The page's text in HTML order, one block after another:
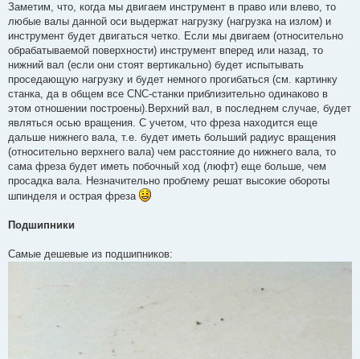
Заметим, что, когда мы двигаем инструмент в право или влево, то
любые валы данной оси выдержат нагрузку (нагрузка на излом) и
инструмент будет двигаться четко. Если мы двигаем (относительно
обрабатываемой поверхности) инструмент вперед или назад, то
нижний вал (если они стоят вертикально) будет испытывать
проседающую нагрузку и будет немного прогибаться (см. картинку
станка, да в общем все CNC-станки приблизительно одинаково в
этом отношении построены).Верхний вал, в последнем случае, будет
являться осью вращения. С учетом, что фреза находится еще
дальше нижнего вала, т.е. будет иметь больший радиус вращения
(относительно верхнего вала) чем расстояние до нижнего вала, то
сама фреза будет иметь побочный ход (люфт) еще больше, чем
просадка вала. Незначительно проблему решат высокие обороты
шпинделя и острая фреза
Подшипники
Самые дешевые из подшипников: